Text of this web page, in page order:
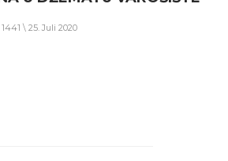
\ 25. Juli 2020